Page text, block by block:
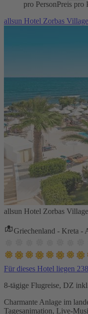
pro PersonPreis pro
allsun Hotel Zorbas Village
allsun Hotel Zorbas Village
Griechenland - Kreta -
Für dieses Hotel liegen
8-tägige Flugreise, DZ
Charmante Anlage im
Tagesanimation, Live-